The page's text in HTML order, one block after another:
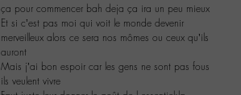
ça pour commencer bah deja ça ira un peu mieux
Et si c’est pas moi qui voit le monde devenir
merveilleux alors ce sera nos mômes ou ceux qu’ils
auront
Mais j’ai bon espoir car les gens ne sont pas fous
ils veulent vivre